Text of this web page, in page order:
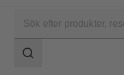
Sökomfattning